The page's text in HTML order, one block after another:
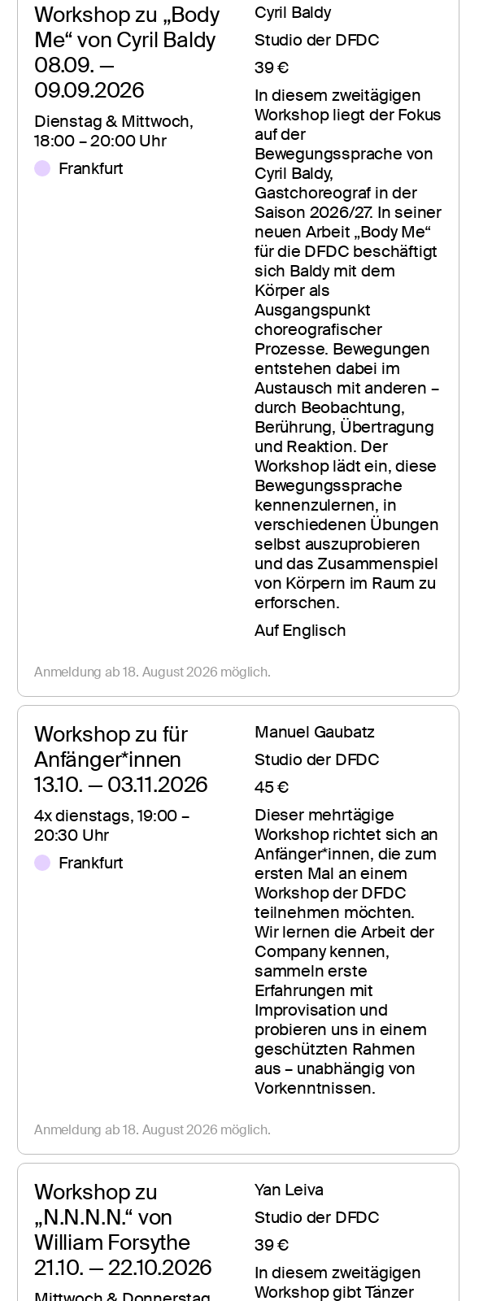
Workshop zu „Body
Me“ von Cyril Baldy
08.09. —
09.09.2026
Dienstag & Mittwoch,
18:00 – 20:00 Uhr
Frankfurt
Cyril Baldy
Studio der DFDC
39 €
In diesem zweitägigen
Workshop liegt der Fokus
auf der
Bewegungssprache von
Cyril Baldy,
Gastchoreograf in der
Saison 2026/27. In seiner
neuen Arbeit „Body Me“
für die DFDC beschäftigt
sich Baldy mit dem
Körper als
Ausgangspunkt
choreografischer
Prozesse. Bewegungen
entstehen dabei im
Austausch mit anderen –
durch Beobachtung,
Berührung, Übertragung
und Reaktion. Der
Workshop lädt ein, diese
Bewegungssprache
kennenzulernen, in
verschiedenen Übungen
selbst auszuprobieren
und das Zusammenspiel
von Körpern im Raum zu
erforschen.
Auf Englisch
Anmeldung ab 18. August 2026 möglich.
Workshop zu für
Anfänger*innen
13.10. — 03.11.2026
4x dienstags, 19:00 –
20:30 Uhr
Frankfurt
Manuel Gaubatz
Studio der DFDC
45 €
Dieser mehrtägige
Workshop richtet sich an
Anfänger*innen, die zum
ersten Mal an einem
Workshop der DFDC
teilnehmen möchten.
Wir lernen die Arbeit der
Company kennen,
sammeln erste
Erfahrungen mit
Improvisation und
probieren uns in einem
geschützten Rahmen
aus – unabhängig von
Vorkenntnissen.
Anmeldung ab 18. August 2026 möglich.
Workshop zu
„N.N.N.N.“ von
William Forsythe
21.10. — 22.10.2026
Yan Leiva
Studio der DFDC
39 €
In diesem zweitägigen
Workshop gibt Tänzer